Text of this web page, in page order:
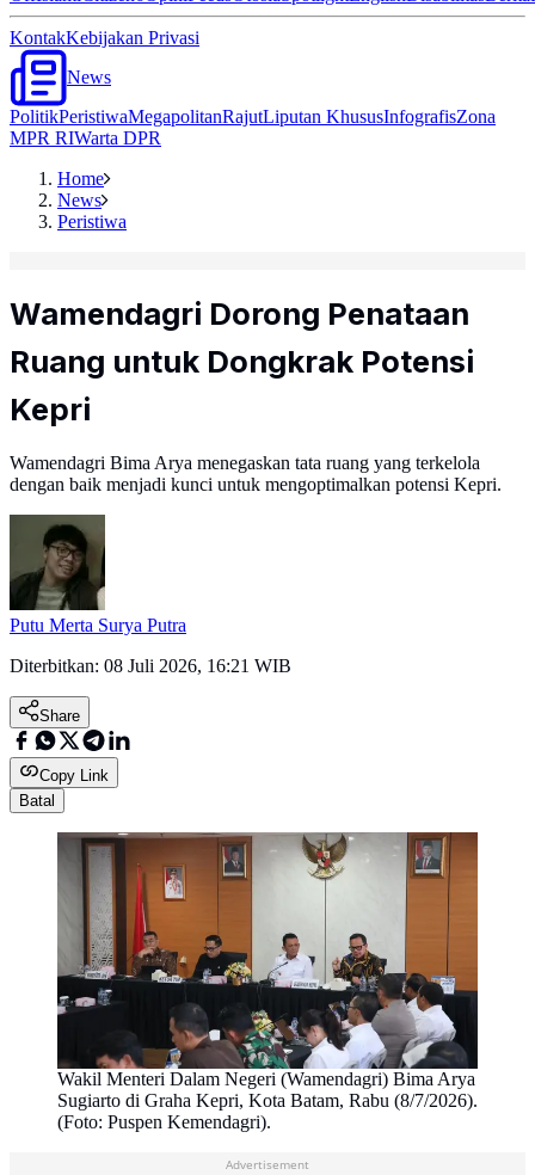
KontakKebijakan Privasi
News
PolitikPeristiwaMegapolitanRajutLiputan KhususInfografisZona
MPR RIWarta DPR
Home
News
Peristiwa
Wamendagri Dorong Penataan
Ruang untuk Dongkrak Potensi
Kepri
Wamendagri Bima Arya menegaskan tata ruang yang terkelola
dengan baik menjadi kunci untuk mengoptimalkan potensi Kepri.
Putu Merta Surya Putra
Diterbitkan: 08 Juli 2026, 16:21 WIB
Share
Copy Link
Batal
Wakil Menteri Dalam Negeri (Wamendagri) Bima Arya
Sugiarto di Graha Kepri, Kota Batam, Rabu (8/7/2026).
(Foto: Puspen Kemendagri).
Advertisement